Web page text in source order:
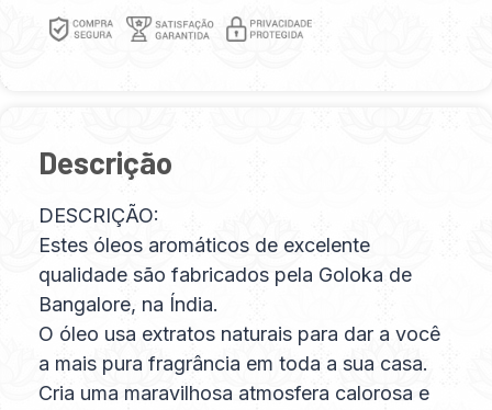
Descrição
DESCRIÇÃO:
Estes óleos aromáticos de excelente
qualidade são fabricados pela Goloka de
Bangalore, na Índia.
O óleo usa extratos naturais para dar a você
a mais pura fragrância em toda a sua casa.
Cria uma maravilhosa atmosfera calorosa e